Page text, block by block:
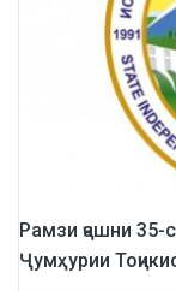
Рамзи ҷашни 35-
Ҷумҳурии